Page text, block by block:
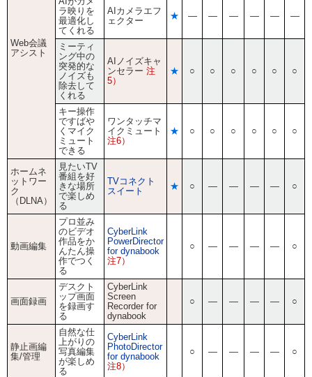
Web会議
アシスト
ラ映りを
最適化し
てくれる
AIカメラエフ
ェクター
★ ― ― ― ― ― ―
ミーティ
ング中の
突発的な
ノイズも
除去して
くれる
AIノイズキャ
ンセラー 注
5）
★ ○ ○ ○ ○ ○ ○
キー操作
ですばや
くマイク
ミュート
できる
ワンタッチマ
イクミュート
注6）
★ ○ ○ ○ ○ ○ ○
ホームネ
ットワー
ク
（DLNA）
見たいTV
番組を好
きな場所
で楽しめ
る
TVコネクト
スイート
★ ○ ― ― ― ― ○
動画編集
プロ並み
のビデオ
作品をか
んたん操
作でつく
る
CyberLink
PowerDirector
for dynabook
注7）
○ ― ― ― ― ○
画面録画
デスクト
ップ画面
を録画す
る
CyberLink
Screen
Recorder for
dynabook
○ ― ― ― ― ○
静止画編
集/管理
自然な仕
上がりの
写真編集
が楽しめ
る
CyberLink
PhotoDirector
for dynabook
注8）
○ ― ― ― ― ○